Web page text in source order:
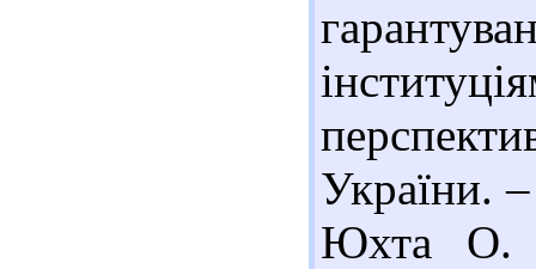
України.
Юхта О.